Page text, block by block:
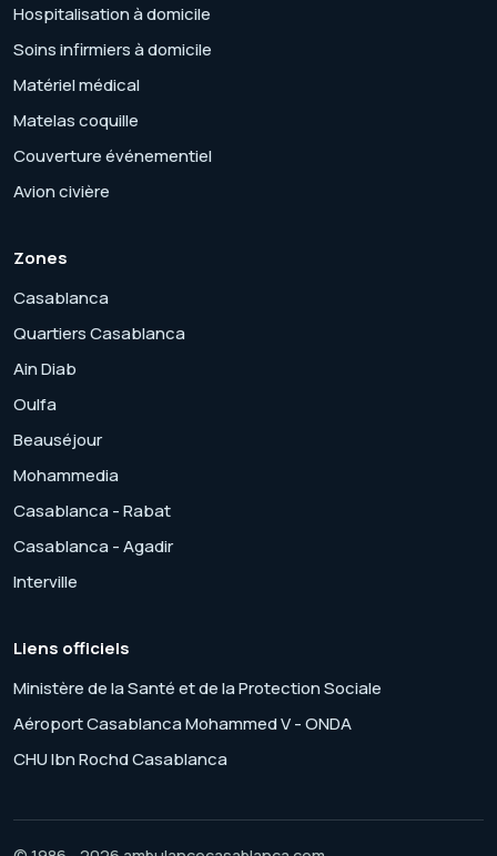
Hospitalisation à domicile
Soins infirmiers à domicile
Matériel médical
Matelas coquille
Couverture événementiel
Avion civière
Zones
Casablanca
Quartiers Casablanca
Ain Diab
Oulfa
Beauséjour
Mohammedia
Casablanca - Rabat
Casablanca - Agadir
Interville
Liens officiels
Ministère de la Santé et de la Protection Sociale
Aéroport Casablanca Mohammed V - ONDA
CHU Ibn Rochd Casablanca